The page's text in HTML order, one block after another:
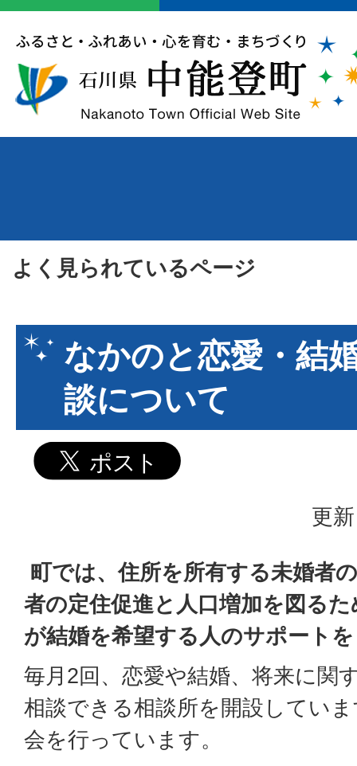
よく見られているページ
なかのと恋愛・結
談について
更
町では、住所を所有する未婚者
者の定住促進と人口増加を図る
が結婚を希望する人のサポート
毎月2回、恋愛や結婚、将来に関
相談できる相談所を開設してい
会を行っています。